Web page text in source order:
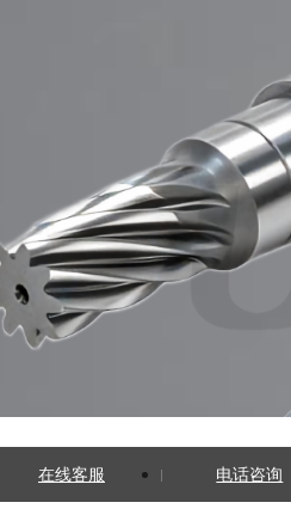
在线客服 电话咨询